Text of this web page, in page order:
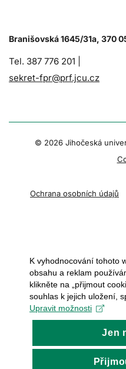
Branišovská 1645/31a, 370
Tel. 387 776 201 |
sekret-fpr@prf.jcu.cz
© 2026 Jihočeská
Ochrana osobních údajů
K vyhodnocování tohoto
obsahu a reklam
klikněte na „přijmout
souhlas k jejich uložení,
Upravit možnosti
Jen